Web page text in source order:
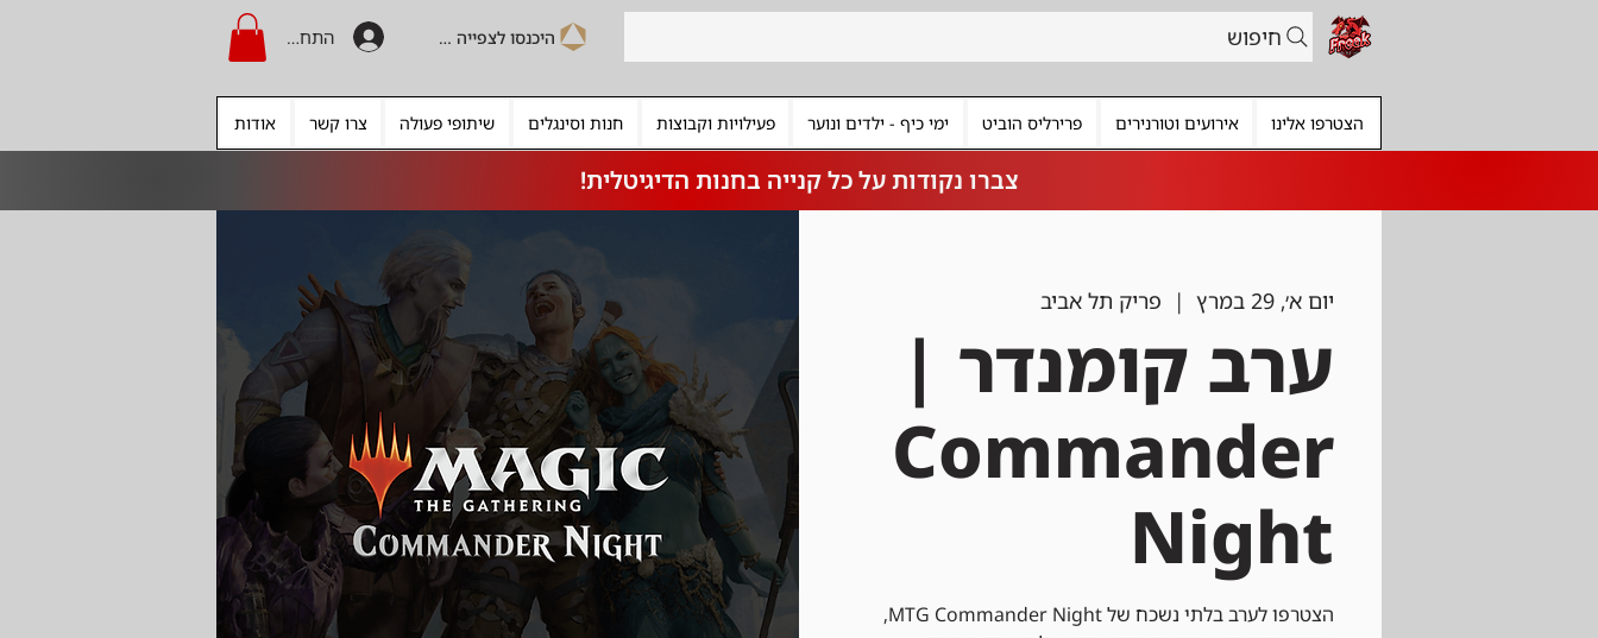
התחברות היכנסו לצפייה בקרדיט חיפוש
הצטרפו אלינו אירועים וטורנירים פרירליס הוביט ימי כיף - ילדים ונוער פעילויות וקבוצות חנות וסינגלים שיתופי פעולה צרו קשר אודות
צברו נקודות על כל קנייה בחנות הדיגיטלית!
יום א׳, 29 במרץ
  |
פריק תל אביב
ערב קומנדר |
Commander
Night
הצטרפו לערב בלתי נשכח של MTG Commander Night,